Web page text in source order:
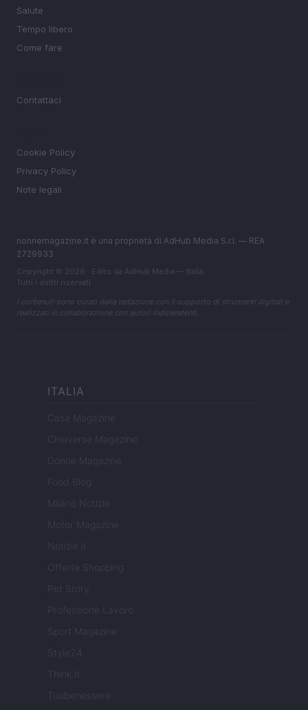
Salute
Tempo libero
Come fare
Contattaci
Cookie Policy
Privacy Policy
Note legali
nonnemagazine.it è una proprietà di AdHub Media S.r.l. — REA
2729933
Copyright © 2026 · Edito da AdHub Media — Italia
Tutti i diritti riservati
I contenuti sono curati dalla redazione con il supporto di strumenti digitali e
realizzati in collaborazione con autori indipendenti.
ITALIA
Casa Magazine
Cineverse Magazine
Donne Magazine
Food Blog
Milano Notizie
Motor Magazine
Notizie.it
Offerte Shopping
Professione Lavoro
Sport Magazine
Style24
Think.it
Tuobenessere